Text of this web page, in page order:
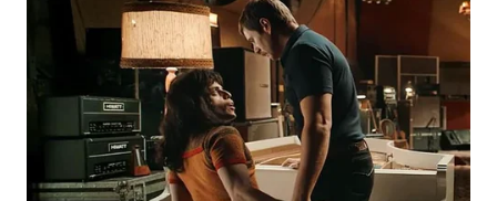
WN
KALTARA
KALSEL
WN